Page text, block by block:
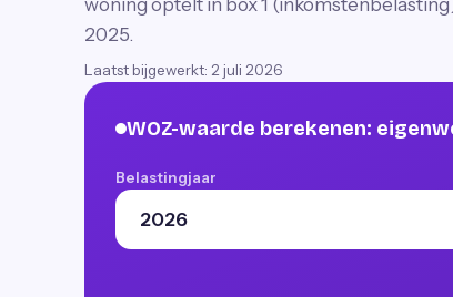
woning optelt in box 1
2025.
Laatst bijgewerkt: 2 juli 2026
WOZ-waarde berekenen:
Belastingjaar